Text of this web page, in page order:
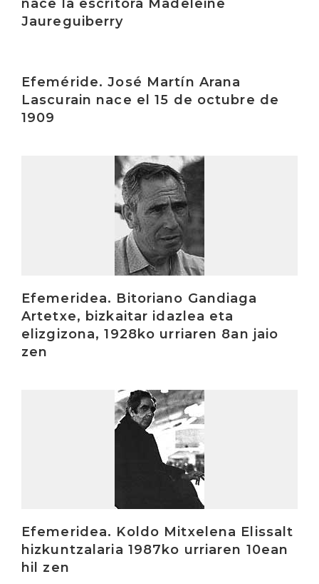
nace la escritora Madeleine
Jaureguiberry
Efeméride. José Martín Arana
Lascurain nace el 15 de octubre de
1909
Efemeridea. Bitoriano Gandiaga
Artetxe, bizkaitar idazlea eta
elizgizona, 1928ko urriaren 8an jaio
zen
Efemeridea. Koldo Mitxelena Elissalt
hizkuntzalaria 1987ko urriaren 10ean
hil zen